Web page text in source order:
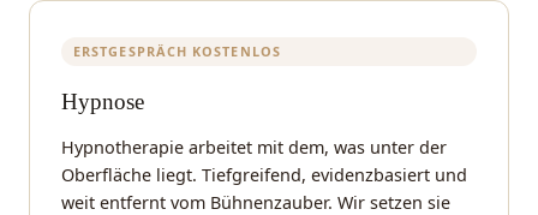
ERSTGESPRÄCH KOSTENLOS
Hypnose
Hypnotherapie arbeitet mit dem, was unter der
Oberfläche liegt. Tiefgreifend, evidenzbasiert und
weit entfernt vom Bühnenzauber. Wir setzen sie